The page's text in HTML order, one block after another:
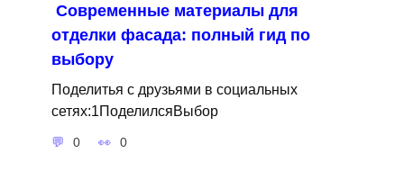
Современные материалы для
отделки фасада: полный гид по
выбору
Поделитья с друзьями в социальных
сетях:1ПоделилсяВыбор
0 0